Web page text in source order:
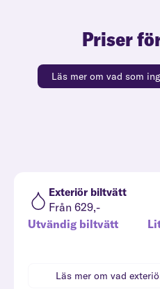
Priser
Läs mer om vad som
Exteriör biltvätt
Från 629,-
Utvändig biltvätt
Läs mer om vad